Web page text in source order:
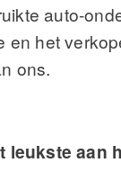
auto-
en het
ons.
leukste aan